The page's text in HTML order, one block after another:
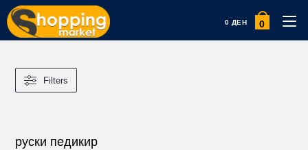
0 ДЕН 0
Filters
руски педикир